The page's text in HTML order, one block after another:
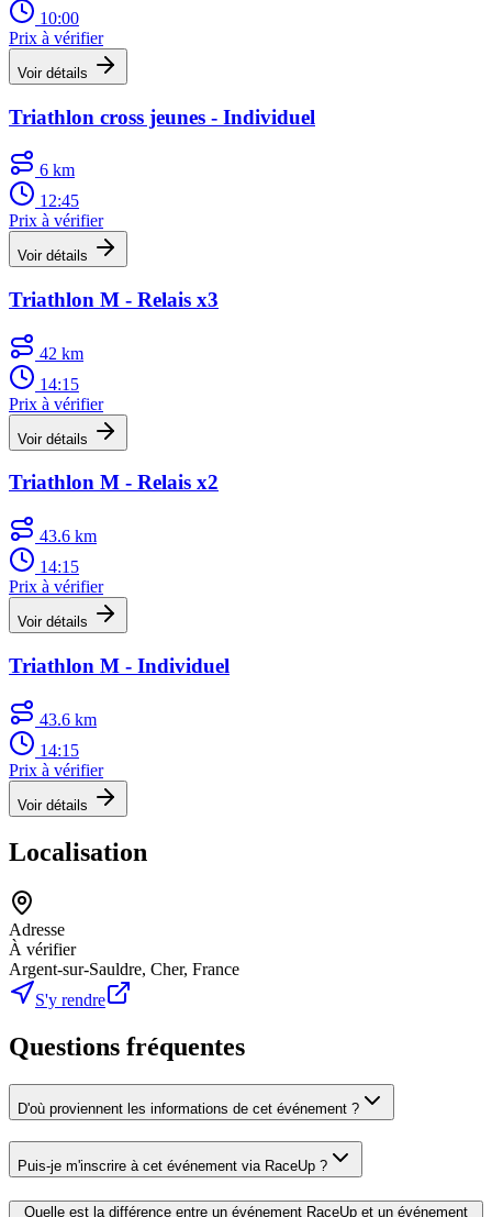
10:00
Prix à vérifier
Voir détails
Triathlon cross jeunes - Individuel
6 km
12:45
Prix à vérifier
Voir détails
Triathlon M - Relais x3
42 km
14:15
Prix à vérifier
Voir détails
Triathlon M - Relais x2
43.6 km
14:15
Prix à vérifier
Voir détails
Triathlon M - Individuel
43.6 km
14:15
Prix à vérifier
Voir détails
Localisation
Adresse
À vérifier
Argent-sur-Sauldre, Cher, France
S'y rendre
Questions fréquentes
D'où proviennent les informations de cet événement ?
Puis-je m'inscrire à cet événement via RaceUp ?
Quelle est la différence entre un événement RaceUp et un événement